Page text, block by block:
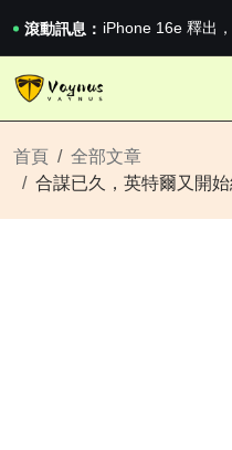
滾動訊息： iPhone 16e 釋出
2026澳網男單收
《巔峰守衛
首頁
全部文章
合謀已久，英特爾又開始